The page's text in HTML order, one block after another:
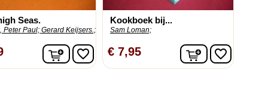
Seas.
Peter Paul; Gerard Keijsers.;
In winkelwagen
favorite_border
Kookboek bij...
Sam Loman;
€ 7,95 Infavorite_border